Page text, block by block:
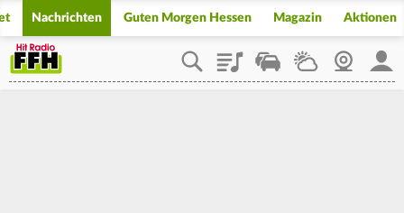
Nachrichten Guten Morgen Hessen Magazin Aktionen
PlaylistStaupilotWetterWebcam